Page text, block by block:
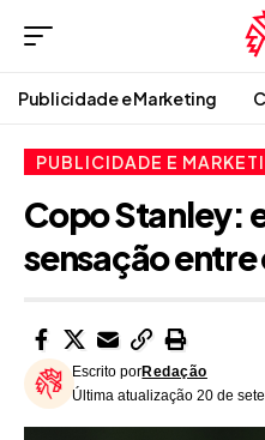
Publicidade e Marketing
PUBLICIDADE E
Copo Stanley:
sensação entre
Última atualização 20 de
Escrito porRedação